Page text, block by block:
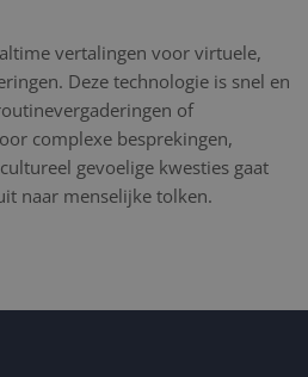
vertalingen voor virtuele,
Deze technologie is snel en
of
complexe besprekingen,
gevoelige kwesties gaat
naar menselijke tolken.